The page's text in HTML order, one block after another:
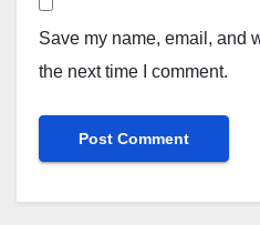
Save my name, email, and
the next time I comment.